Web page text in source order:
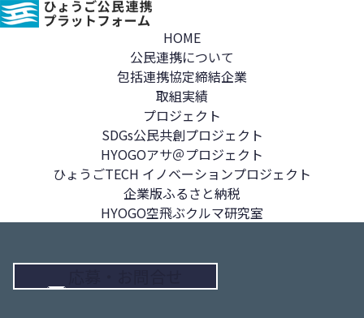
HOME
公民連携について
包括連携協定締結企業
取組実績
プロジェクト
SDGs公民共創プロジェクト
HYOGOアサ＠プロジェクト
ひょうごTECH イノベーションプロジェクト
企業版ふるさと納税
HYOGO空飛ぶクルマ研究室